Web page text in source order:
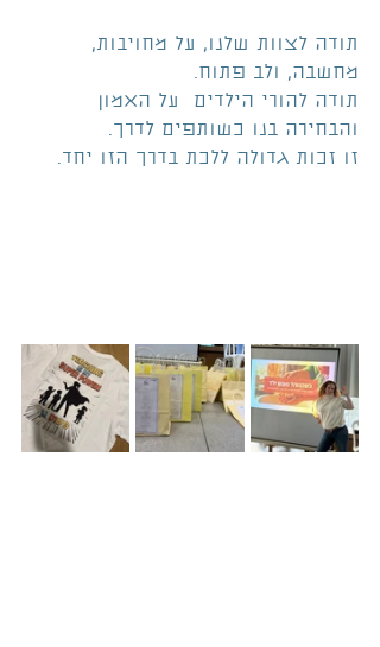
תודה לצוות שלנו, על מחויבות,
מחשבה, ולב פתוח.
תודה להורי הילדים  על האמון
והבחירה בנו כשותפים לדרך.
זו זכות גדולה ללכת בדרך הזו יחד.